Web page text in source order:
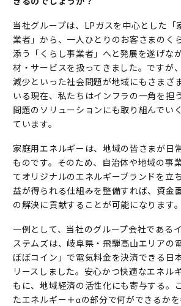
当社グループは、LPガスを中心とした「
業者」から、一人ひとりのお客さまのく
添う「くらし事業者」へと発展を遂げな
材・サービスを扱ってきました。ですが
減少といった社会問題が地域にもさまざ
いる現在、私たちはインフラの一角を担
問題のソリューションにも取り組んでい
ています。
家庭用エネルギーは、地域の皆さまが日
ものです。そのため、自治体や地域の事
てオリジナルのエネルギーブランドを立
益が得られる仕組みを整備すれば、資金
の解決に貢献することが可能になります。
一例として、当社のグループ会社である
ステムズは、岐阜県・飛騨高山エリアの
ぼぼコイン」で電気料金を決済できる日
リースしました。安心かつ快適なエネル
もに、地域経済の活性化にも寄与する。
たエネルギー＋αの部分で何ができるか